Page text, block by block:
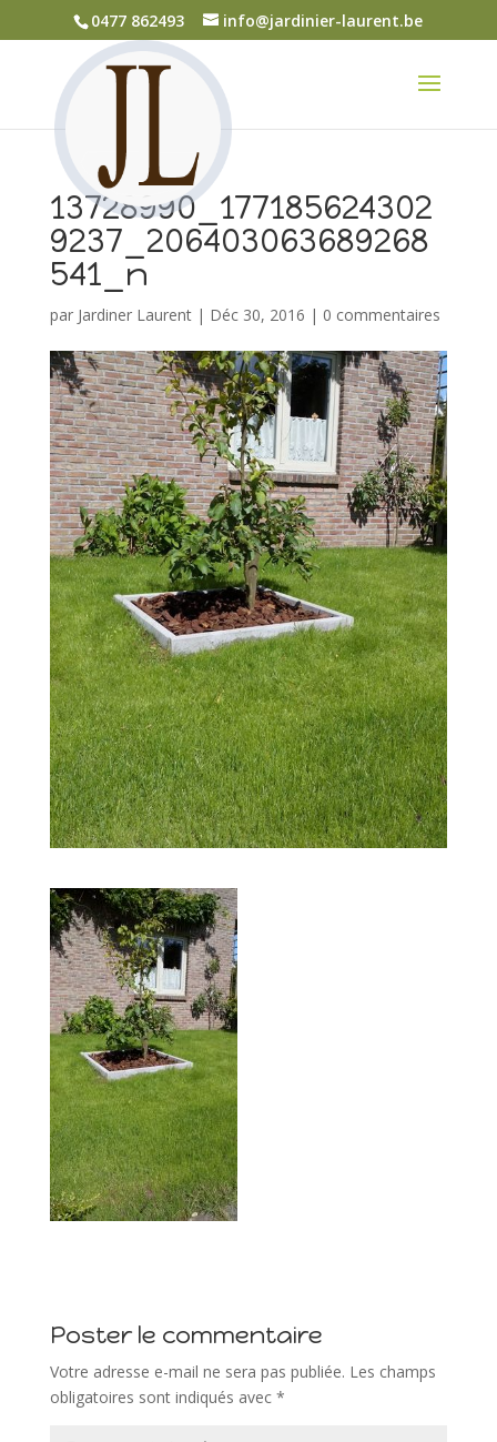
0477 862493 info@jardinier-laurent.be
13728990_177185624302
9237_206403063689268
541_n
par Jardiner Laurent| Déc 30, 2016 | 0 commentaires
Poster le commentaire
Votre adresse e-mail ne sera pas publiée. Les champs
obligatoires sont indiqués avec *